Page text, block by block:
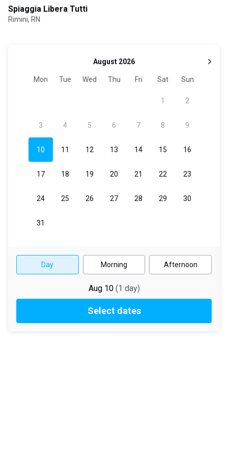
Spiaggia Libera Tutti
Rimini, RN
Day Morning Afternoon
Aug 10 (1 day)
Select dates